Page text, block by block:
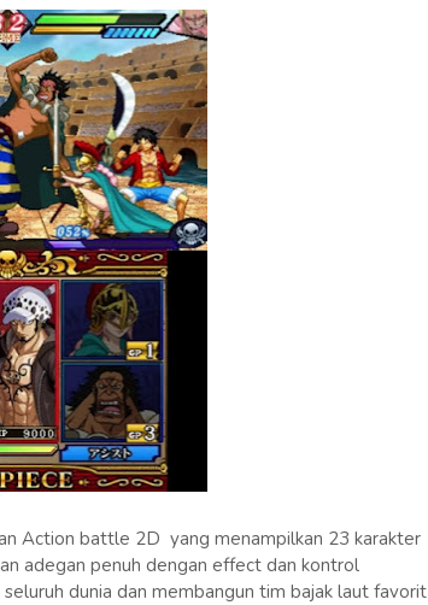
Action battle 2D yang menampilkan 23 karakter
adegan penuh dengan effect dan kontrol
dunia dan membangun tim bajak laut favorit